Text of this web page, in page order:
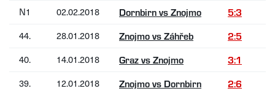
N1
02.02.2018 Dornbirn vs Znojmo 5:3
44.
28.01.2018 Znojmo vs Záhřeb 2:5
40.
14.01.2018 Graz vs Znojmo 3:1
39.
12.01.2018 Znojmo vs Dornbirn 2:6